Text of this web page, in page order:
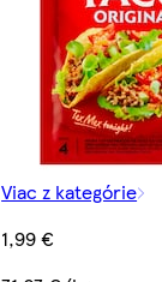
Viac z kategórie
1,99 €